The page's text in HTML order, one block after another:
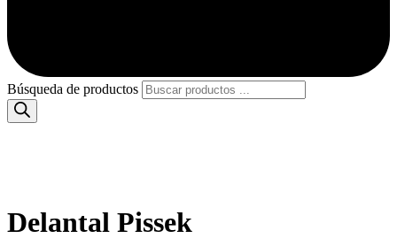
Búsqueda de productos
Delantal Pissek